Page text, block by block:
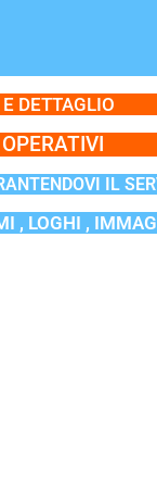
DETTAGLIO
IL
, LOGHI ,